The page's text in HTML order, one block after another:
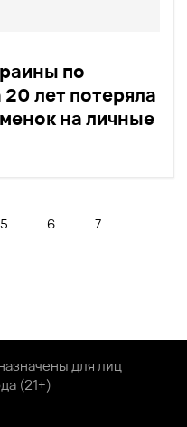
по
лет потеряла
на личные
5 6 7
для лиц
(21+)